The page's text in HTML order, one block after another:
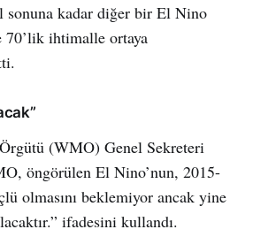
sonuna kadar diğer bir El Nino
70’lik ihtimalle ortaya
(WMO) Genel Sekreteri
öngörülen El Nino’nun, 2015-
olmasını beklemiyor ancak yine
ifadesini kullandı.